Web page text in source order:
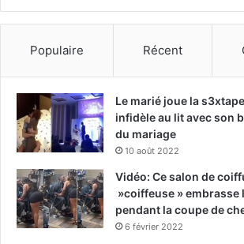
Populaire Récent
Le marié joue la
infidèle au lit avec son
du mariage
10 août 2022
Vidéo: Ce salon de
»coiffeuse » embrasse
pendant la coupe de
6 février 2022